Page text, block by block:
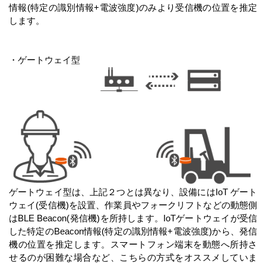
情報(特定の識別情報+電波強度)のみより受信機の位置を推定
します。
・ゲートウェイ型
ゲートウェイ型は、上記２つとは異なり、設備にはIoT ゲート
ウェイ(受信機)を設置、作業員やフォークリフトなどの動態側
はBLE Beacon(発信機)を所持します。IoTゲートウェイが受信
した特定のBeacon情報(特定の識別情報+電波強度)から、発信
機の位置を推定します。スマートフォン端末を動態へ所持さ
せるのが困難な場合など、こちらの方式をオススメしていま